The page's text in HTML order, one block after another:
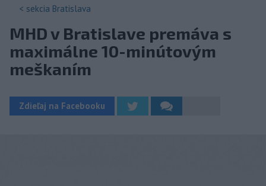
< sekcia Bratislava
MHD v Bratislave premáva s
maximálne 10-minútovým
meškaním
Zdieľaj na Facebooku